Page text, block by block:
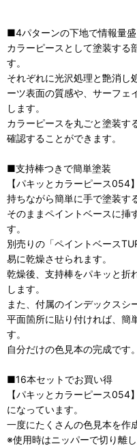
■4パターンの下地で情報量
カラーピースとして塗装する
す。
それぞれに光沢処理と艶消し
ーツ表面の質感や、サーフェ
します。
カラーピースを丸ごと塗装す
確認することができます。
■支持棒つきで簡単塗装
【パキッとカラーピース054
持ちながら簡単に手で塗装す
そのままペイントベースに挿
す。
別売りの「ペイントベース
易に乾燥させられます。
乾燥後、支持棒をパキッと折
します。
また、付属のインデックスシ
平面箇所に貼り付ければ、簡
す。
自分だけの色見本の完成です。
■16本セットでお買い得
【パキッとカラーピース054
になっています。
一度にたくさんの色見本を作
※使用時はニッパーで切り離し